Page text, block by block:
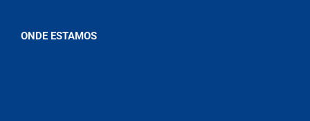
ONDE ESTAMOS